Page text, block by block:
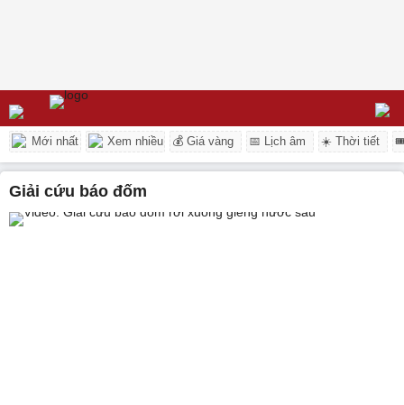
Mới nhất Xem nhiều 💰 Giá vàng 📅 Lịch âm ☀️ Thời tiết
giải cứu báo đốm